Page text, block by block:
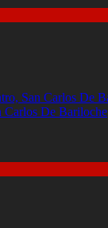
Carlos De Bariloche